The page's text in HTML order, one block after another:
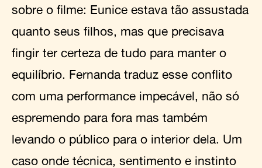
sobre o filme: Eunice estava tão assustada
quanto seus filhos, mas que precisava
fingir ter certeza de tudo para manter o
equilíbrio. Fernanda traduz esse conflito
com uma performance impecável, não só
espremendo para fora mas também
levando o público para o interior dela. Um
caso onde técnica, sentimento e instinto